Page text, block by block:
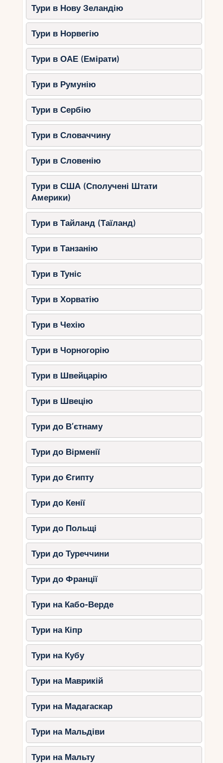
Тури в Нову Зеландію
Тури в Норвегію
Тури в ОАЕ (Емірати)
Тури в Румунію
Тури в Сербію
Тури в Словаччину
Тури в Словенію
Тури в США (Сполучені Штати
Америки)
Тури в Тайланд (Таїланд)
Тури в Танзанію
Тури в Туніс
Тури в Хорватію
Тури в Чехію
Тури в Чорногорію
Тури в Швейцарію
Тури в Швецію
Тури до В’єтнаму
Тури до Вірменії
Тури до Єгипту
Тури до Кенії
Тури до Польщі
Тури до Туреччини
Тури до Франції
Тури на Кабо-Верде
Тури на Кіпр
Тури на Кубу
Тури на Маврикій
Тури на Мадагаскар
Тури на Мальдіви
Тури на Мальту